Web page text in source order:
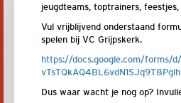
jeugdteams, toptrainers,
Vul vrijblijvend onderstaand
spelen bij VC Grijpskerk.
https://docs.google.com/forms/
Dus waar wacht je nog op?